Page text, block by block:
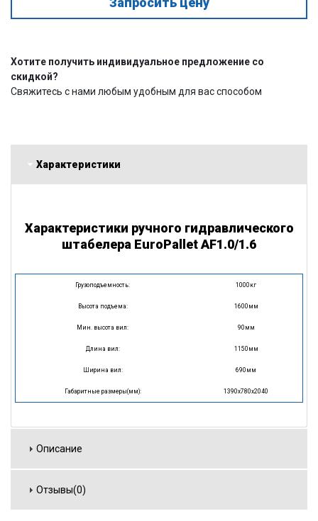
Хотите получить индивидуальное предложение со
скидкой?
Свяжитесь с нами любым удобным для вас способом
Характеристики
Характеристики ручного гидравлического
штабелера EuroPallet AF1.0/1.6
Грузоподъемность: 1000кг
Высота подъема: 1600мм
Мин. высота вил: 90мм
Длина вил: 1150мм
Ширина вил: 690мм
Габаритные размеры(мм): 1390х780х2040
Описание
Отзывы(0)